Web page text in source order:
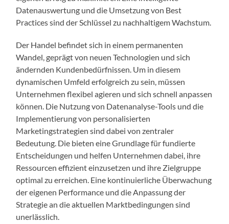
Datenauswertung und die Umsetzung von Best
Practices sind der Schlüssel zu nachhaltigem Wachstum.
Der Handel befindet sich in einem permanenten
Wandel, geprägt von neuen Technologien und sich
ändernden Kundenbedürfnissen. Um in diesem
dynamischen Umfeld erfolgreich zu sein, müssen
Unternehmen flexibel agieren und sich schnell anpassen
können. Die Nutzung von Datenanalyse-Tools und die
Implementierung von personalisierten
Marketingstrategien sind dabei von zentraler
Bedeutung. Die bieten eine Grundlage für fundierte
Entscheidungen und helfen Unternehmen dabei, ihre
Ressourcen effizient einzusetzen und ihre Zielgruppe
optimal zu erreichen. Eine kontinuierliche Überwachung
der eigenen Performance und die Anpassung der
Strategie an die aktuellen Marktbedingungen sind
unerlässlich.